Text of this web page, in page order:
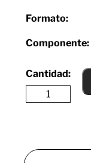
Formato:
Componente: